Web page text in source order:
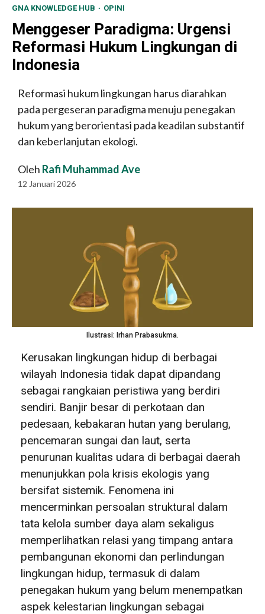
GNA KNOWLEDGE HUB OPINI
Menggeser Paradigma: Urgensi
Reformasi Hukum Lingkungan di
Indonesia
Reformasi hukum lingkungan harus diarahkan
pada pergeseran paradigma menuju penegakan
hukum yang berorientasi pada keadilan substantif
dan keberlanjutan ekologi.
Oleh Rafi Muhammad Ave
12 Januari 2026
Ilustrasi: Irhan Prabasukma.
Kerusakan lingkungan hidup di berbagai
wilayah Indonesia tidak dapat dipandang
sebagai rangkaian peristiwa yang berdiri
sendiri. Banjir besar di perkotaan dan
pedesaan, kebakaran hutan yang berulang,
pencemaran sungai dan laut, serta
penurunan kualitas udara di berbagai daerah
menunjukkan pola krisis ekologis yang
bersifat sistemik. Fenomena ini
mencerminkan persoalan struktural dalam
tata kelola sumber daya alam sekaligus
memperlihatkan relasi yang timpang antara
pembangunan ekonomi dan perlindungan
lingkungan hidup, termasuk di dalam
penegakan hukum yang belum menempatkan
aspek kelestarian lingkungan sebagai